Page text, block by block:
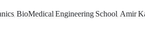
BioMedical Engineering School, Amir